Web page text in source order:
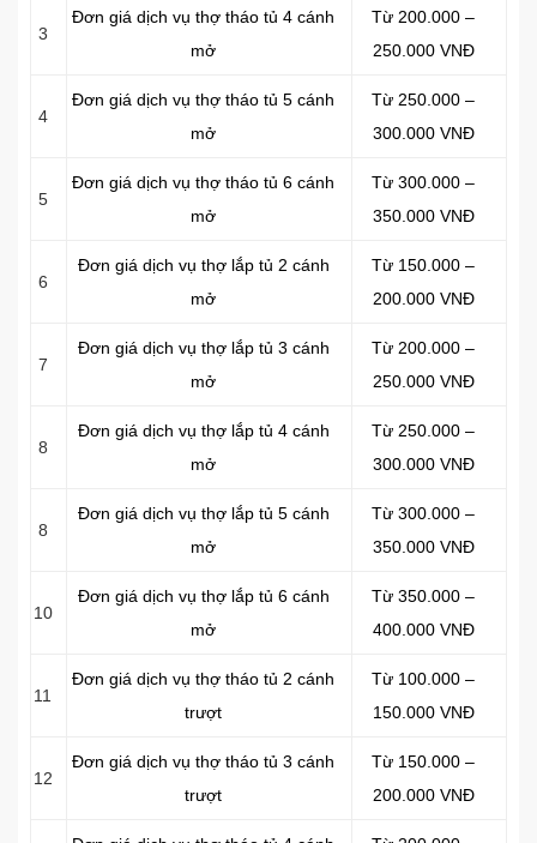
3
Đơn giá dịch vụ thợ tháo tủ 4 cánh
mở
Từ 200.000 –
250.000 VNĐ
4
Đơn giá dịch vụ thợ tháo tủ 5 cánh
mở
Từ 250.000 –
300.000 VNĐ
5
Đơn giá dịch vụ thợ tháo tủ 6 cánh
mở
Từ 300.000 –
350.000 VNĐ
6
Đơn giá dịch vụ thợ lắp tủ 2 cánh
mở
Từ 150.000 –
200.000 VNĐ
7
Đơn giá dịch vụ thợ lắp tủ 3 cánh
mở
Từ 200.000 –
250.000 VNĐ
8
Đơn giá dịch vụ thợ lắp tủ 4 cánh
mở
Từ 250.000 –
300.000 VNĐ
8
Đơn giá dịch vụ thợ lắp tủ 5 cánh
mở
Từ 300.000 –
350.000 VNĐ
10
Đơn giá dịch vụ thợ lắp tủ 6 cánh
mở
Từ 350.000 –
400.000 VNĐ
11
Đơn giá dịch vụ thợ tháo tủ 2 cánh
trượt
Từ 100.000 –
150.000 VNĐ
12
Đơn giá dịch vụ thợ tháo tủ 3 cánh
trượt
Từ 150.000 –
200.000 VNĐ